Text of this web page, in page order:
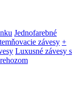
Jednofarebné
závesy +
Luxusné závesy s